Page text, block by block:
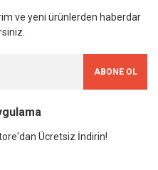
ve yeni ürünlerden haberdar
ABONE OL
Ücretsiz İndirin!